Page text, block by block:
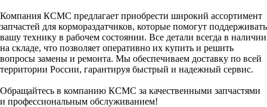
Компания КСМС предлагает приобрести широкий ассортимент
запчастей для кормораздатчиков, которые помогут поддерживать
вашу технику в рабочем состоянии. Все детали всегда в наличии
на складе, что позволяет оперативно их купить и решить
вопросы замены и ремонта. Мы обеспечиваем доставку по всей
территории России, гарантируя быстрый и надежный сервис.
Обращайтесь в компанию КСМС за качественными запчастями
и профессиональным обслуживанием!